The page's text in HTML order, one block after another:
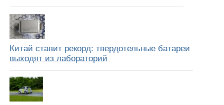
Китай ставит рекорд: твердотельные батареи
выходят из лабораторий